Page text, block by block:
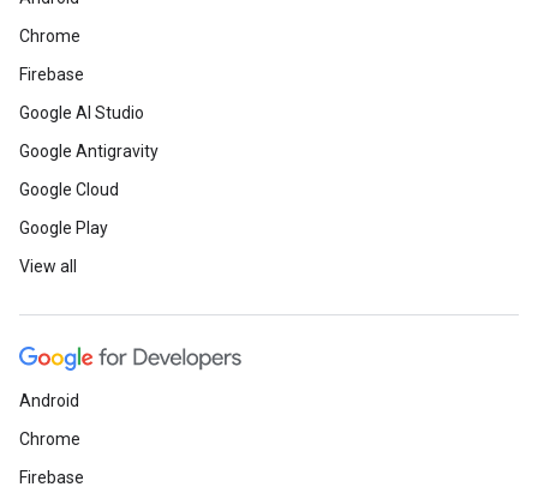
Chrome
Firebase
Google AI Studio
Google Antigravity
Google Cloud
Google Play
View all
Android
Chrome
Firebase